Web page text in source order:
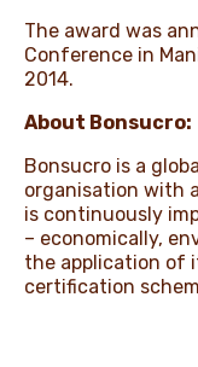
The award was
Conference in
2014.
About Bonsucro:
Bonsucro is a
organisation with
is continuously
– economically,
the application of
certification